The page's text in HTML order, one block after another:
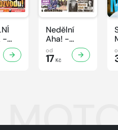
-
Nedělní
Aha! -
32/2026
od
17Kč